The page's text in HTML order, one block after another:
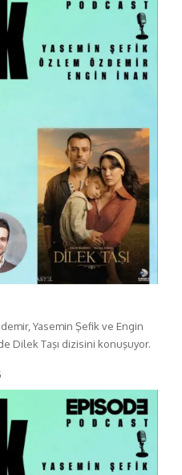
Yasemin Şefik ve Engin
Dilek Taşı dizisini konuşuyor.